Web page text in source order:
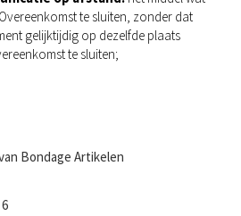
te sluiten, zonder dat
gelijktijdig op dezelfde plaats
te sluiten;
Bondage Artikelen